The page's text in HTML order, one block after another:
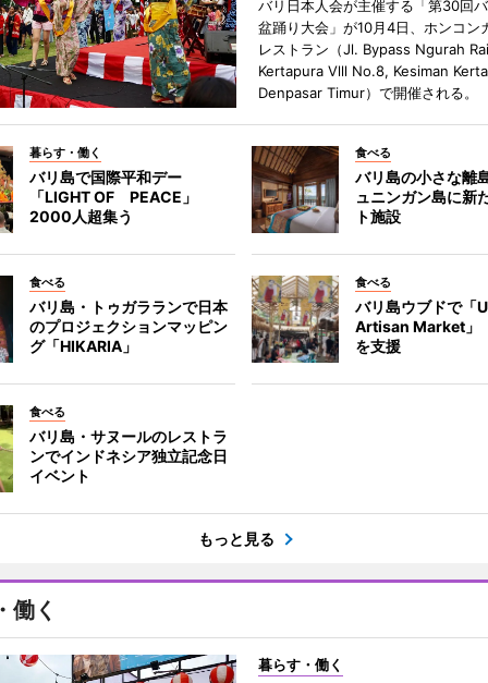
バリ日本人会が主催する「第30回
盆踊り大会」が10月4日、ホンコン
レストラン（Jl. Bypass Ngurah
Kertapura Vlll No.8, Kesiman
Denpasar Timur）で開催される。
暮らす・働く
バリ島で国際平和デー
「LIGHT OF PEACE」
2000人超集う
食べる
バリ島の小さな離
ュニンガン島に新
ト施設
食べる
バリ島・トゥガラランで日本
のプロジェクションマッピン
グ「HIKARIA」
食べる
バリ島ウブドで「
Artisan Market
を支援
食べる
バリ島・サヌールのレストラ
ンでインドネシア独立記念日
イベント
もっと見る
働く
暮らす・働く